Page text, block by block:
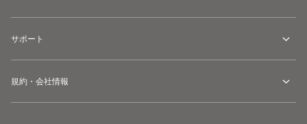
サポート
規約・会社情報